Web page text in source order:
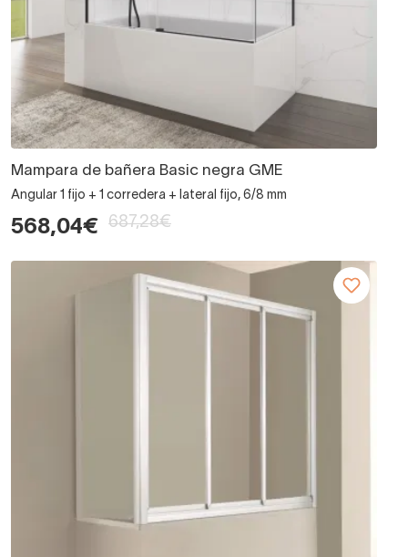
Mampara de bañera Basic negra GME
Angular 1 fijo + 1 corredera + lateral fijo, 6/8 mm
568,04€ 687,28€